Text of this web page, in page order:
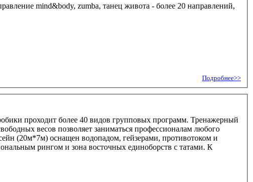
mind&body, zumba, танец живота - более 20 направлений,
Подробнее>>
проходит более 40 видов групповых программ. Тренажерный
весов позволяет заниматься профессионалам любого
(20м*7м) оснащен водопадом, гейзерами, противотоком и
рингом и зона восточных единоборств с татами. К